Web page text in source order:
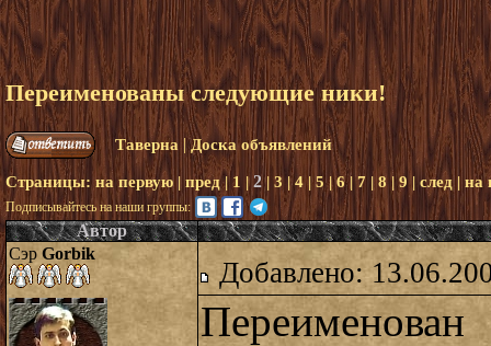
Переименованы следующие ники!
Таверна |Доска объявлений
Страницы: на первую | пред|1 | 2| 3 |4 | 5|6|7 | 8 | 9 | след | на
Подписывайтесь на наши группы:
Автор
Сэр Gorbik
Добавлено: